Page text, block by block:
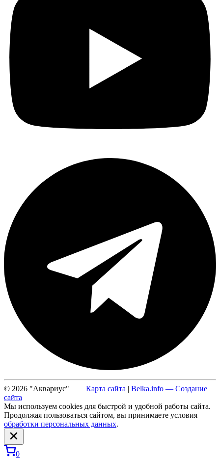
© 2026 "Аквариус" Карта сайта | Belka.info — Создание
сайта
Мы используем cookies для быстрой и удобной работы сайта.
Продолжая пользоваться сайтом, вы принимаете условия
обработки персональных данных.
0